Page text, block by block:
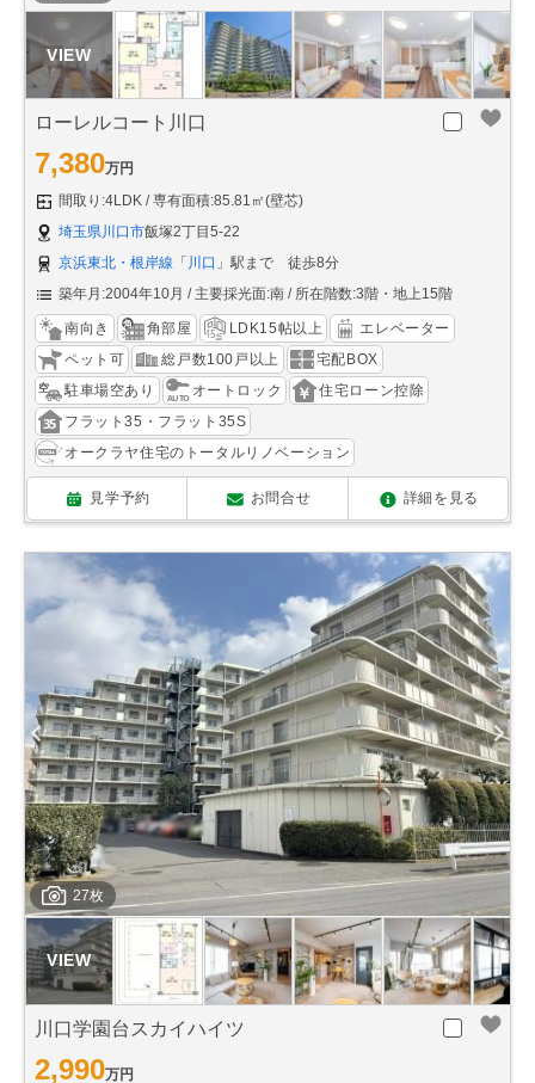
ローレルコート川口
7,380万円
間取り:4LDK
専有面積:85.81㎡(壁芯)
埼玉県川口市飯塚2丁目5-22
京浜東北・根岸線 「 川口 」駅まで 徒歩8分
築年月:2004年10月
主要採光面:南 所在階数:3階・地上15階
南向き 角部屋 LDK15帖以上
エレベーター
ペット可
総戸数100戸以上
宅配BOX
駐車場空あり
オートロック
住宅ローン控除
フラット35・フラット35S
オークラヤ住宅のトータルリノベーション
見学予約 お問合せ 詳細を見る
27枚
川口学園台スカイハイツ
2,990万円